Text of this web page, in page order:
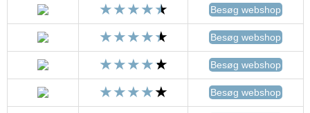
Besøg webshop
Besøg webshop
Besøg webshop
Besøg webshop